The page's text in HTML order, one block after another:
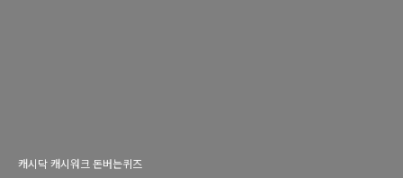
캐시닥 캐시워크 돈버는퀴즈